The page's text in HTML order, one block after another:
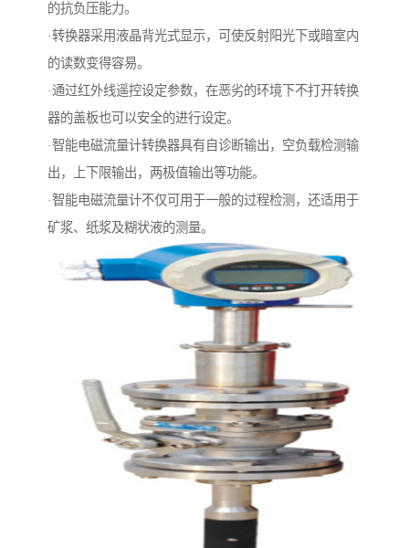
的抗负压能力。
·转换器采用液晶背光式显示，可使反射阳光下或暗室内
的读数变得容易。
·通过红外线遥控设定参数，在恶劣的环境下不打开转换
器的盖板也可以安全的进行设定。
·智能电磁流量计转换器具有自诊断输出，空负载检测输
出，上下限输出，两极值输出等功能。
·智能电磁流量计不仅可用于一般的过程检测，还适用于
矿浆、纸浆及糊状液的测量。